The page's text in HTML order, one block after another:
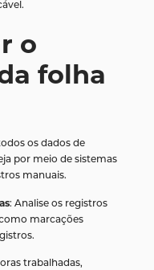
o
folha
os dados de
por meio de sistemas
manuais.
: Analise os registros
marcações
trabalhadas,